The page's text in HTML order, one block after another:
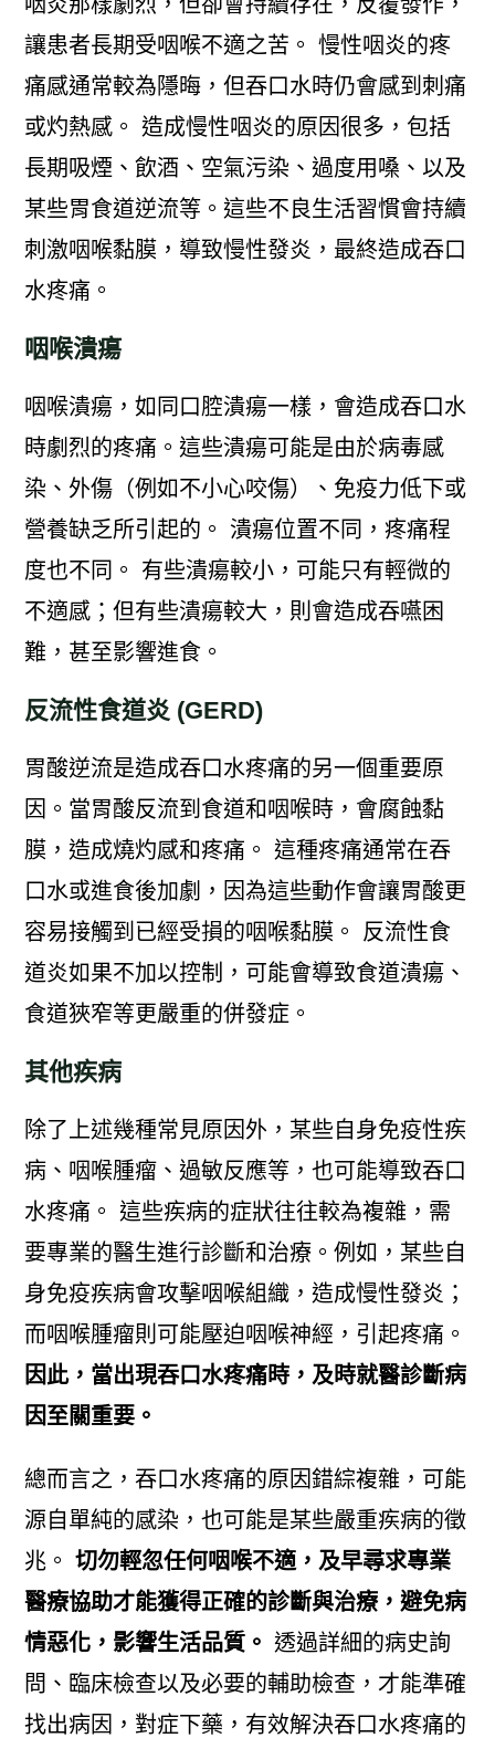
讓患者長期受咽喉不適之苦。 慢性咽炎的疼
痛感通常較為隱晦，但吞口水時仍會感到刺痛
或灼熱感。 造成慢性咽炎的原因很多，包括
長期吸煙、飲酒、空氣污染、過度用嗓、以及
某些胃食道逆流等。這些不良生活習慣會持續
刺激咽喉黏膜，導致慢性發炎，最終造成吞口
水疼痛。
咽喉潰瘍
咽喉潰瘍，如同口腔潰瘍一樣，會造成吞口水
時劇烈的疼痛。這些潰瘍可能是由於病毒感
染、外傷（例如不小心咬傷）、免疫力低下或
營養缺乏所引起的。 潰瘍位置不同，疼痛程
度也不同。 有些潰瘍較小，可能只有輕微的
不適感；但有些潰瘍較大，則會造成吞嚥困
難，甚至影響進食。
反流性食道炎 (GERD)
胃酸逆流是造成吞口水疼痛的另一個重要原
因。當胃酸反流到食道和咽喉時，會腐蝕黏
膜，造成燒灼感和疼痛。 這種疼痛通常在吞
口水或進食後加劇，因為這些動作會讓胃酸更
容易接觸到已經受損的咽喉黏膜。 反流性食
道炎如果不加以控制，可能會導致食道潰瘍、
食道狹窄等更嚴重的併發症。
其他疾病
除了上述幾種常見原因外，某些自身免疫性疾
病、咽喉腫瘤、過敏反應等，也可能導致吞口
水疼痛。 這些疾病的症狀往往較為複雜，需
要專業的醫生進行診斷和治療。例如，某些自
身免疫疾病會攻擊咽喉組織，造成慢性發炎；
而咽喉腫瘤則可能壓迫咽喉神經，引起疼痛。
因此，當出現吞口水疼痛時，及時就醫診斷病
因至關重要。
總而言之，吞口水疼痛的原因錯綜複雜，可能
源自單純的感染，也可能是某些嚴重疾病的徵
兆。 切勿輕忽任何咽喉不適，及早尋求專業
醫療協助才能獲得正確的診斷與治療，避免病
情惡化，影響生活品質。 透過詳細的病史詢
問、臨床檢查以及必要的輔助檢查，才能準確
找出病因，對症下藥，有效解決吞口水疼痛的